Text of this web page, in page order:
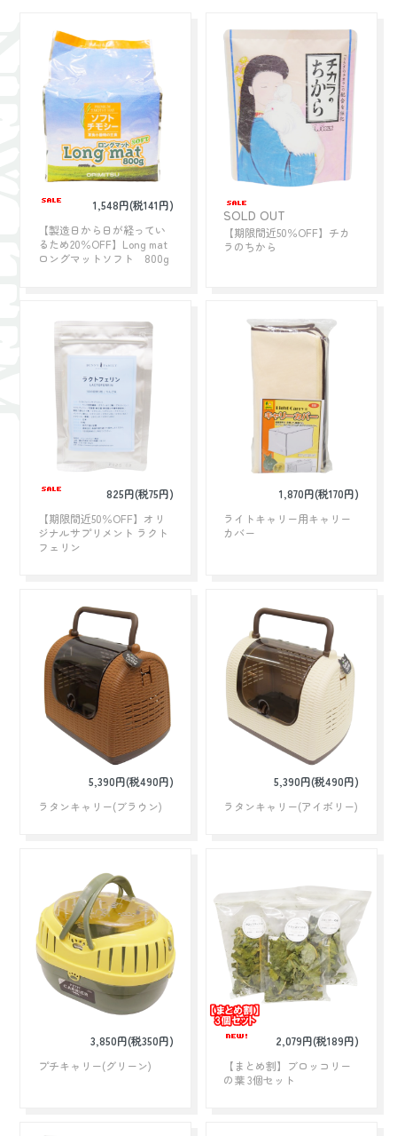
1,548円(税141円)
【製造日から日が経ってい
るため20％OFF】Long mat
ロングマットソフト 800g
SOLD OUT
【期限間近50％OFF】チカ
ラのちから
825円(税75円)
【期限間近50％OFF】オリ
ジナルサプリメント ラクト
フェリン
1,870円(税170円)
ライトキャリー用キャリー
カバー
5,390円(税490円)
ラタンキャリー(ブラウン)
5,390円(税490円)
ラタンキャリー(アイボリー)
3,850円(税350円)
プチキャリー(グリーン)
2,079円(税189円)
【まとめ割】ブロッコリー
の葉 3個セット